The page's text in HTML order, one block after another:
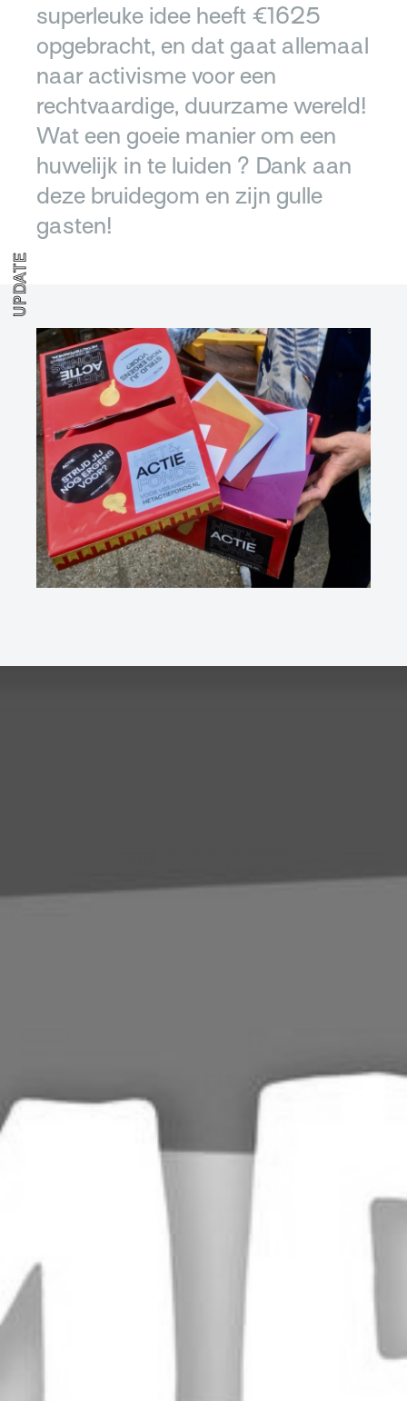
superleuke idee heeft €1625
opgebracht, en dat gaat allemaal
naar activisme voor een
rechtvaardige, duurzame wereld!
Wat een goeie manier om een
huwelijk in te luiden ? Dank aan
deze bruidegom en zijn gulle
gasten!
UPDATE